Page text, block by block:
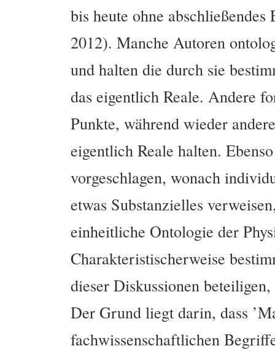
bis heute ohne
2012). Manche Autoren
und halten die durch sie
das eigentlich Reale. Andere
Punkte, während wieder
eigentlich Reale halten.
vorgeschlagen, wonach
etwas Substanzielles
einheitliche Ontologie der
Charakteristischerweise
dieser Diskussionen
Der Grund liegt darin, dass
fachwissenschaftlichen